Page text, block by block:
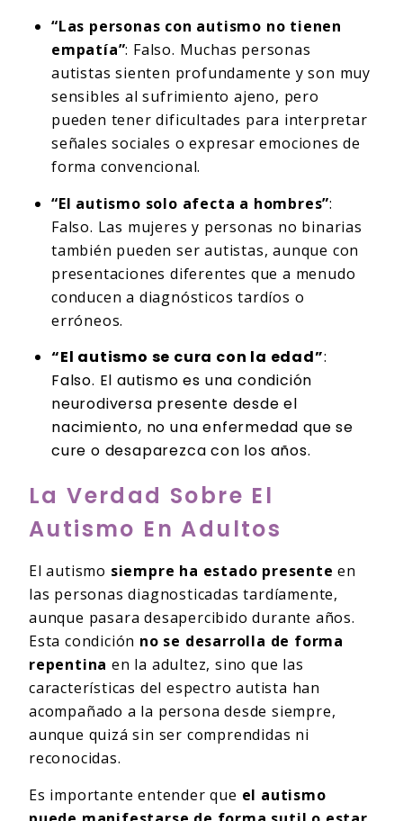
“Las personas con autismo no tienen
empatía”: Falso. Muchas personas
autistas sienten profundamente y son muy
sensibles al sufrimiento ajeno, pero
pueden tener dificultades para interpretar
señales sociales o expresar emociones de
forma convencional.
“El autismo solo afecta a hombres”:
Falso. Las mujeres y personas no binarias
también pueden ser autistas, aunque con
presentaciones diferentes que a menudo
conducen a diagnósticos tardíos o
erróneos.
“El autismo se cura con la edad”:
Falso. El autismo es una condición
neurodiversa presente desde el
nacimiento, no una enfermedad que se
cure o desaparezca con los años.
La Verdad Sobre El
Autismo En Adultos
El autismo siempre ha estado presente en
las personas diagnosticadas tardíamente,
aunque pasara desapercibido durante años.
Esta condición no se desarrolla de forma
repentina en la adultez, sino que las
características del espectro autista han
acompañado a la persona desde siempre,
aunque quizá sin ser comprendidas ni
reconocidas.
Es importante entender que el autismo